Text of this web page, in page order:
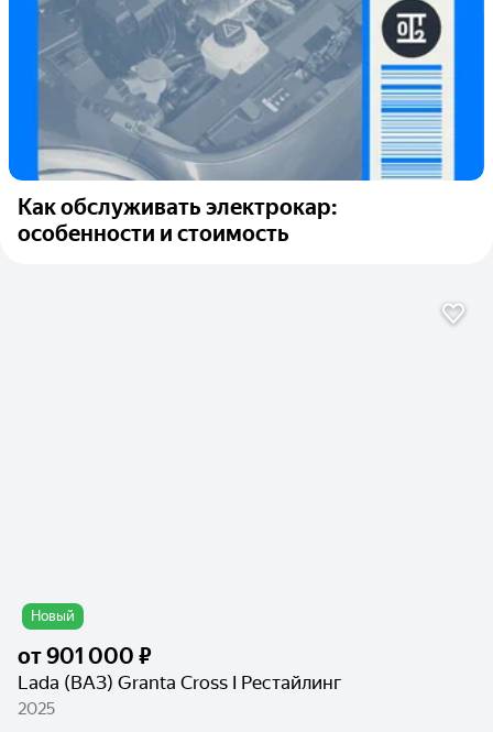
Как обслуживать электрокар:
особенности и стоимость
Новый
от901 000 ₽
Lada (ВАЗ) Granta Cross I Рестайлинг
2025